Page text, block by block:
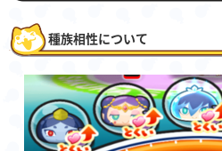
種族相性について